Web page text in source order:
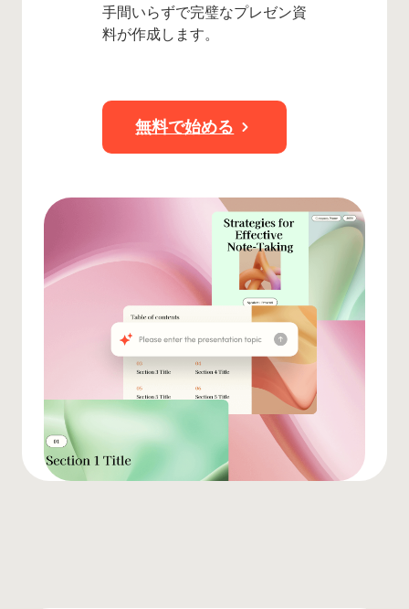
手間いらずで完璧なプレゼン資
料が作成します。
無料で始める